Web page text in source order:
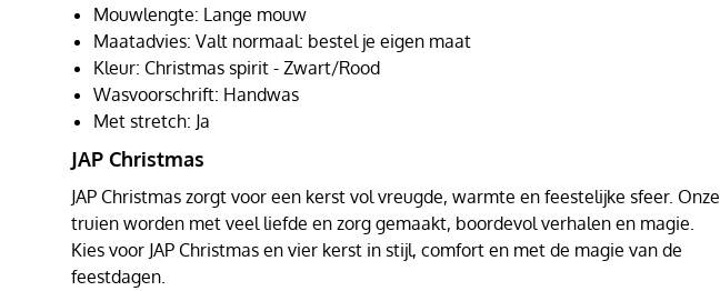
Mouwlengte: Lange mouw
Maatadvies: Valt normaal: bestel je eigen maat
Kleur: Christmas spirit - Zwart/Rood
Wasvoorschrift: Handwas
Met stretch: Ja
JAP Christmas
JAP Christmas zorgt voor een kerst vol vreugde, warmte en feestelijke sfeer. Onze
truien worden met veel liefde en zorg gemaakt, boordevol verhalen en magie.
Kies voor JAP Christmas en vier kerst in stijl, comfort en met de magie van de
feestdagen.